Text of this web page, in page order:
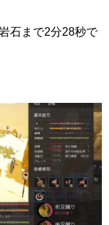
石まで2分28秒で